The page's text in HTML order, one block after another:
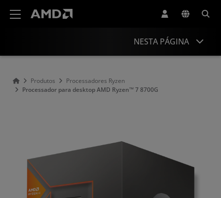
NESTA PÁGINA
Especificações
Produtos
Processadores Ryzen
Processador para desktop AMD Ryzen™ 7 8700G